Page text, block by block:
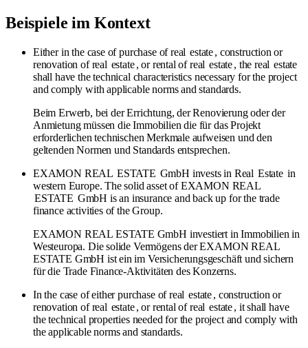
Beispiele im Kontext
Either in the case of purchase of real estate, construction or
renovation of real estate, or rental of real estate, the real estate
shall have the technical characteristics necessary for the project
and comply with applicable norms and standards.
Beim Erwerb, bei der Errichtung, der Renovierung oder der
Anmietung müssen die Immobilien die für das Projekt
erforderlichen technischen Merkmale aufweisen und den
geltenden Normen und Standards entsprechen.
EXAMON REAL ESTATE GmbH invests in Real Estate in
western Europe. The solid asset of EXAMON REAL
ESTATE GmbH is an insurance and back up for the trade
finance activities of the Group.
EXAMON REAL ESTATE GmbH investiert in Immobilien in
Westeuropa. Die solide Vermögens der EXAMON REAL
ESTATE GmbH ist ein im Versicherungsgeschäft und sichern
für die Trade Finance-Aktivitäten des Konzerns.
In the case of either purchase of real estate, construction or
renovation of real estate, or rental of real estate, it shall have
the technical properties needed for the project and comply with
the applicable norms and standards.